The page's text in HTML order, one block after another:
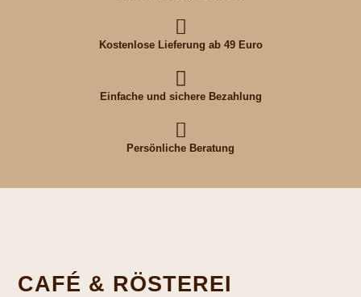
Kostenlose Lieferung ab 49 Euro
Einfache und sichere Bezahlung
Persönliche Beratung
CAFÉ & RÖSTEREI